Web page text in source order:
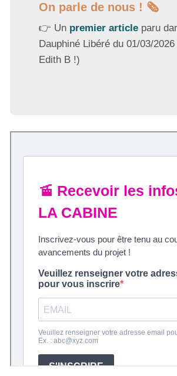
On parle de nous ! 🗞️
👉 Un premier article paru
Dauphiné Libéré du 01/03/
Edith B !)